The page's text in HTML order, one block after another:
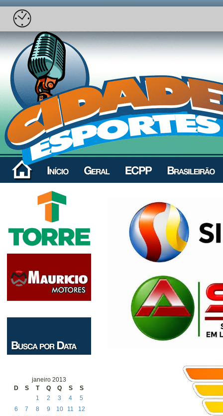
janeiro 2013
D
S T Q Q S S
1 2 3 4
5
6
7 8 9 10 11
12